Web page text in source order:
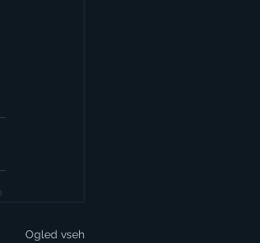
Ogled vseh